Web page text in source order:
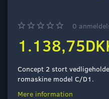
0
Concept 2 stort
romaskine model C/D1.
Mere information